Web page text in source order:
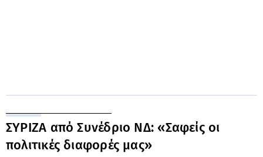
ΣΥΡΙΖΑ από Συνέδριο ΝΔ: «Σαφείς οι
πολιτικές διαφορές μας»